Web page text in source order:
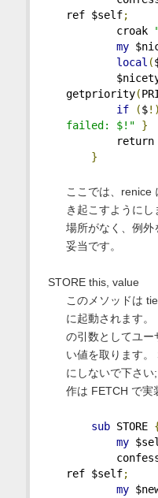
ref $self;
croak
my
local (
getpriority(
if
($!)
failed: $!"
}
return
}
ここでは、renice
き起こすように
場所がなく、例外
妥当です。
STORE this, value
このメソッドは
に起動されます
の引数としてユー
い値を取ります
にしないで下さ
作は FETCH で実
sub STORE
my
ref $self;
my